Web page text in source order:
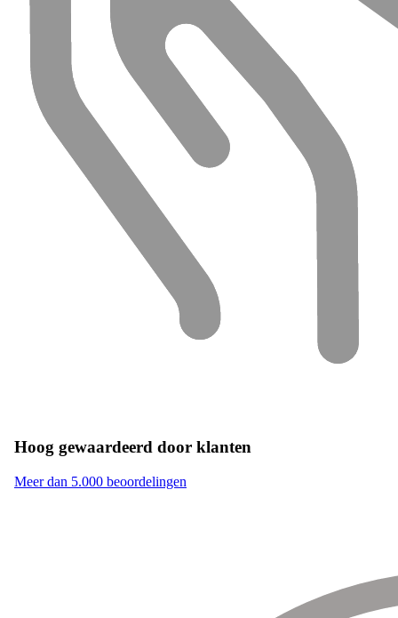
Hoog gewaardeerd door klanten
Meer dan 5.000 beoordelingen